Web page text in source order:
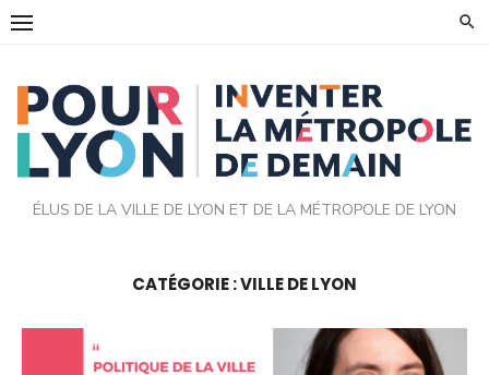
Skip
ÉLUS DE LA VILLE DE LYON ET DE LA MÉTROPOLE DE LYON
CATÉGORIE :VILLE DE LYON